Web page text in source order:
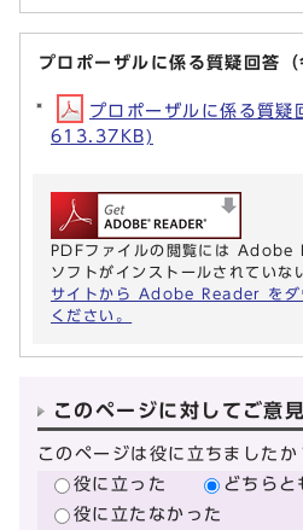
プロポーザルに係る質疑回答
プロポーザルに係る質疑
613.37KB)
PDFファイルの閲覧には Adobe
ソフトがインストールされていな
サイトから Adobe Reader をダ
ください。
このページに対してご意
このページは役に立ちましたか
役に立った
どちらと
役に立たなかった